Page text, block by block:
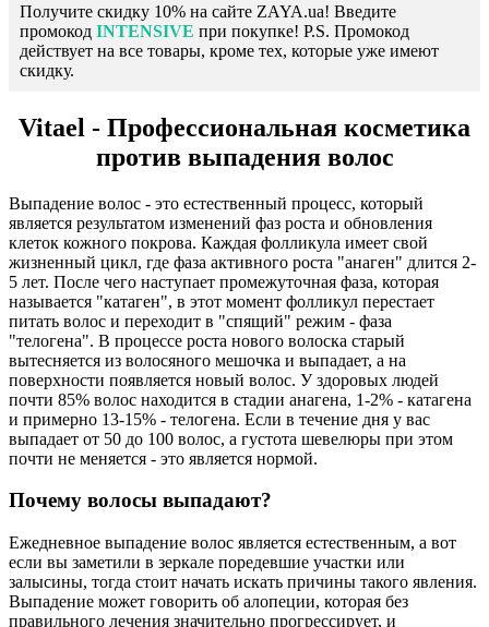
Получите скидку 10% на сайте ZAYA.ua! Введите
промокод INTENSIVE при покупке! P.S. Промокод
действует на все товары, кроме тех, которые уже имеют
скидку.
Vitael - Профессиональная косметика
против выпадения волос
Выпадение волос - это естественный процесс, который
является результатом изменений фаз роста и обновления
клеток кожного покрова. Каждая фолликула имеет свой
жизненный цикл, где фаза активного роста "анаген" длится 2-
5 лет. После чего наступает промежуточная фаза, которая
называется "катаген", в этот момент фолликул перестает
питать волос и переходит в "спящий" режим - фаза
"телогена". В процессе роста нового волоска старый
вытесняется из волосяного мешочка и выпадает, а на
поверхности появляется новый волос. У здоровых людей
почти 85% волос находится в стадии анагена, 1-2% - катагена
и примерно 13-15% - телогена. Если в течение дня у вас
выпадает от 50 до 100 волос, а густота шевелюры при этом
почти не меняется - это является нормой.
Почему волосы выпадают?
Ежедневное выпадение волос является естественным, а вот
если вы заметили в зеркале поредевшие участки или
залысины, тогда стоит начать искать причины такого явления.
Выпадение может говорить об алопеции, которая без
правильного лечения значительно прогрессирует, и